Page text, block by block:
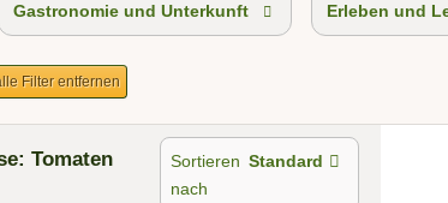
Gastronomie und Unterkunft Erleben und
Filter entfernen
Tomaten
Sortieren
nach
Standard